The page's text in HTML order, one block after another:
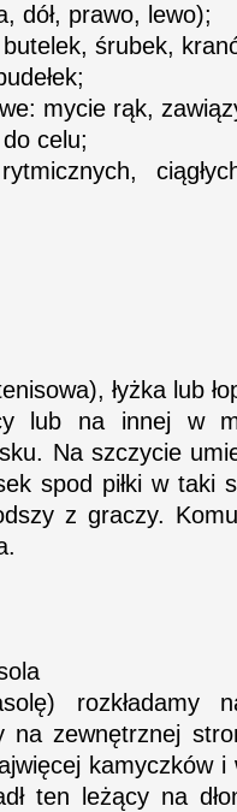
dół, prawo, lewo);
śrubek,
mycie rąk,
celu;
łyżka lub
lub na innej w
Na szczycie
spod piłki w taki
z graczy.
na zewnętrznej
kamyczków
ten leżący na